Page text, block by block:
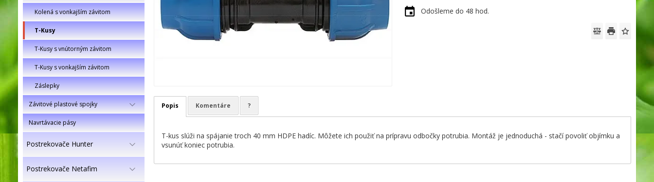
Kolená s vonkajším závitom
T-Kusy
T-Kusy s vnútorným závitom
T-Kusy s vonkajším závitom
Záslepky
Závitové plastové spojky
Navrtávacie pásy
Postrekovače Hunter
Postrekovače Netafim
Odošleme do 48 hod.
Popis Komentáre ?
T-kus slúži na spájanie troch 40 mm HDPE hadíc. Môžete ich použiť na prípravu odbočky potrubia. Montáž je jednoduchá - stačí povoliť objímku a
vsunúť koniec potrubia.